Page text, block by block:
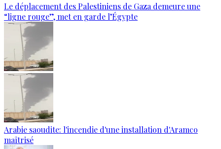
Le déplacement des Palestiniens de Gaza demeure une
“ligne rouge”, met en garde l’Égypte
Arabie saoudite: l'incendie d'une installation d'Aramco
maîtrisé